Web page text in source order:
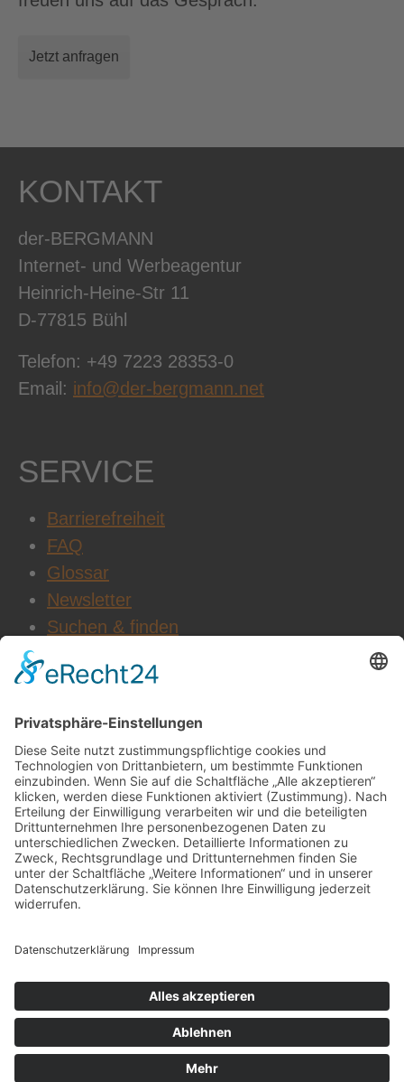
Jetzt anfragen
KONTAKT
der-BERGMANN
Internet- und Werbeagentur
Heinrich-Heine-Str 11
D-77815 Bühl
Telefon: +49 7223 28353-0
Email: info@der-bergmann.net
SERVICE
Barrierefreiheit
FAQ
Glossar
Newsletter
Suchen & finden
WEITERE INFOS
Datenschutz
Impressum
AGB
Cookie-Einstellungen
Jobs & Karriere
SOCIAL